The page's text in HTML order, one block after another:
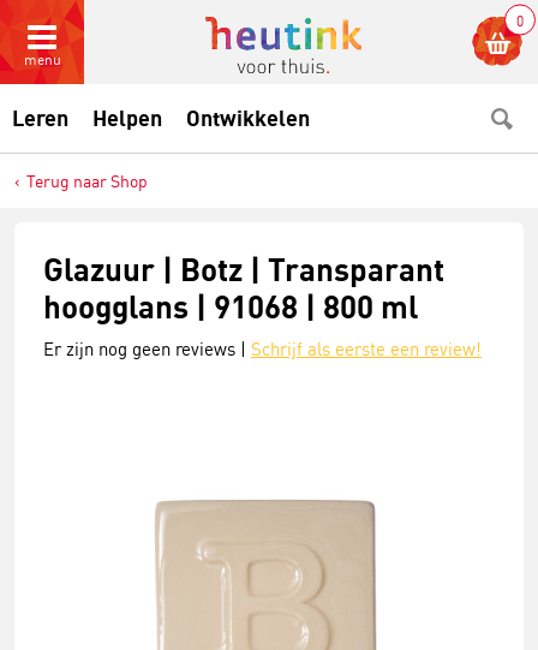
menu
0
Leren Helpen Ontwikkelen
Terug naar Shop
Glazuur | Botz | Transparant
hoogglans | 91068 | 800 ml
Er zijn nog geen reviews | Schrijf als eerste een review!